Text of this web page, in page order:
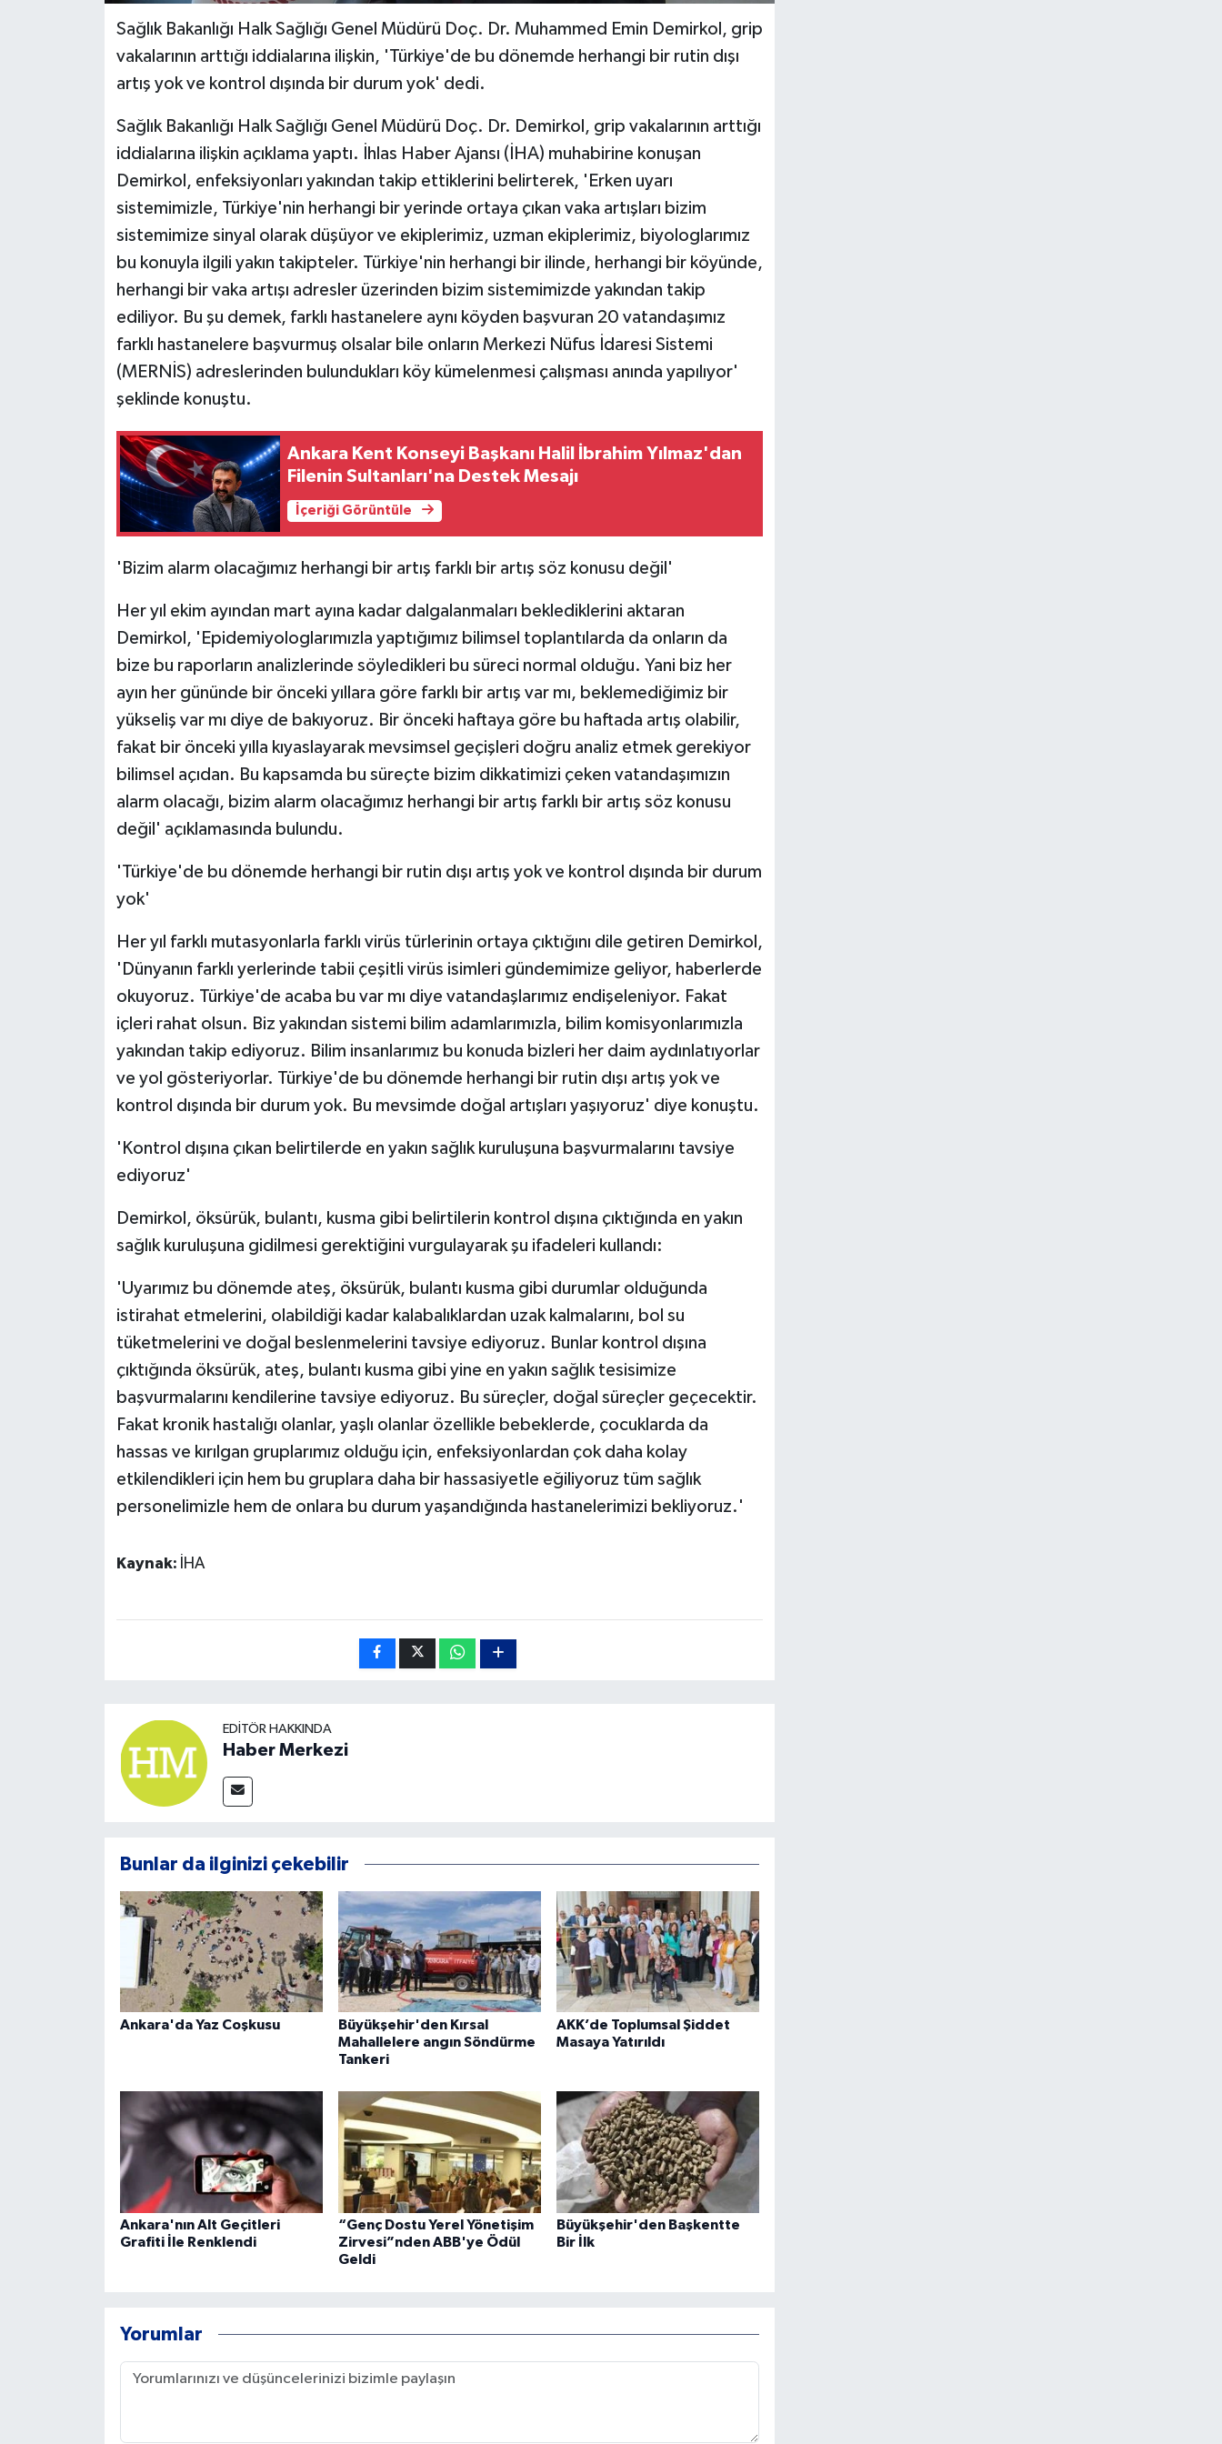
Sağlık Bakanlığı Halk Sağlığı Genel Müdürü Doç. Dr. Muhammed Emin Demirkol, grip
vakalarının arttığı iddialarına ilişkin, 'Türkiye'de bu dönemde herhangi bir rutin dışı
artış yok ve kontrol dışında bir durum yok' dedi.
Sağlık Bakanlığı Halk Sağlığı Genel Müdürü Doç. Dr. Demirkol, grip vakalarının arttığı
iddialarına ilişkin açıklama yaptı. İhlas Haber Ajansı (İHA) muhabirine konuşan
Demirkol, enfeksiyonları yakından takip ettiklerini belirterek, 'Erken uyarı
sistemimizle, Türkiye'nin herhangi bir yerinde ortaya çıkan vaka artışları bizim
sistemimize sinyal olarak düşüyor ve ekiplerimiz, uzman ekiplerimiz, biyologlarımız
bu konuyla ilgili yakın takipteler. Türkiye'nin herhangi bir ilinde, herhangi bir köyünde,
herhangi bir vaka artışı adresler üzerinden bizim sistemimizde yakından takip
ediliyor. Bu şu demek, farklı hastanelere aynı köyden başvuran 20 vatandaşımız
farklı hastanelere başvurmuş olsalar bile onların Merkezi Nüfus İdaresi Sistemi
(MERNİS) adreslerinden bulundukları köy kümelenmesi çalışması anında yapılıyor'
şeklinde konuştu.
Ankara Kent Konseyi Başkanı Halil İbrahim Yılmaz'dan
Filenin Sultanları'na Destek Mesajı
İçeriği Görüntüle
'Bizim alarm olacağımız herhangi bir artış farklı bir artış söz konusu değil'
Her yıl ekim ayından mart ayına kadar dalgalanmaları beklediklerini aktaran
Demirkol, 'Epidemiyologlarımızla yaptığımız bilimsel toplantılarda da onların da
bize bu raporların analizlerinde söyledikleri bu süreci normal olduğu. Yani biz her
ayın her gününde bir önceki yıllara göre farklı bir artış var mı, beklemediğimiz bir
yükseliş var mı diye de bakıyoruz. Bir önceki haftaya göre bu haftada artış olabilir,
fakat bir önceki yılla kıyaslayarak mevsimsel geçişleri doğru analiz etmek gerekiyor
bilimsel açıdan. Bu kapsamda bu süreçte bizim dikkatimizi çeken vatandaşımızın
alarm olacağı, bizim alarm olacağımız herhangi bir artış farklı bir artış söz konusu
değil' açıklamasında bulundu.
'Türkiye'de bu dönemde herhangi bir rutin dışı artış yok ve kontrol dışında bir durum
yok'
Her yıl farklı mutasyonlarla farklı virüs türlerinin ortaya çıktığını dile getiren Demirkol,
'Dünyanın farklı yerlerinde tabii çeşitli virüs isimleri gündemimize geliyor, haberlerde
okuyoruz. Türkiye'de acaba bu var mı diye vatandaşlarımız endişeleniyor. Fakat
içleri rahat olsun. Biz yakından sistemi bilim adamlarımızla, bilim komisyonlarımızla
yakından takip ediyoruz. Bilim insanlarımız bu konuda bizleri her daim aydınlatıyorlar
ve yol gösteriyorlar. Türkiye'de bu dönemde herhangi bir rutin dışı artış yok ve
kontrol dışında bir durum yok. Bu mevsimde doğal artışları yaşıyoruz' diye konuştu.
'Kontrol dışına çıkan belirtilerde en yakın sağlık kuruluşuna başvurmalarını tavsiye
ediyoruz'
Demirkol, öksürük, bulantı, kusma gibi belirtilerin kontrol dışına çıktığında en yakın
sağlık kuruluşuna gidilmesi gerektiğini vurgulayarak şu ifadeleri kullandı:
'Uyarımız bu dönemde ateş, öksürük, bulantı kusma gibi durumlar olduğunda
istirahat etmelerini, olabildiği kadar kalabalıklardan uzak kalmalarını, bol su
tüketmelerini ve doğal beslenmelerini tavsiye ediyoruz. Bunlar kontrol dışına
çıktığında öksürük, ateş, bulantı kusma gibi yine en yakın sağlık tesisimize
başvurmalarını kendilerine tavsiye ediyoruz. Bu süreçler, doğal süreçler geçecektir.
Fakat kronik hastalığı olanlar, yaşlı olanlar özellikle bebeklerde, çocuklarda da
hassas ve kırılgan gruplarımız olduğu için, enfeksiyonlardan çok daha kolay
etkilendikleri için hem bu gruplara daha bir hassasiyetle eğiliyoruz tüm sağlık
personelimizle hem de onlara bu durum yaşandığında hastanelerimizi bekliyoruz.'
Kaynak: İHA
EDITÖR HAKKINDA
Haber Merkezi
Bunlar da ilginizi çekebilir
Ankara'da Yaz Coşkusu
Büyükşehir'den Kırsal
Mahallelere angın Söndürme
Tankeri
AKK’de Toplumsal Şiddet
Masaya Yatırıldı
Ankara'nın Alt Geçitleri
Grafiti İle Renklendi
“Genç Dostu Yerel Yönetişim
Zirvesi”nden ABB'ye Ödül
Geldi
Büyükşehir'den Başkentte
Bir İlk
Yorumlar